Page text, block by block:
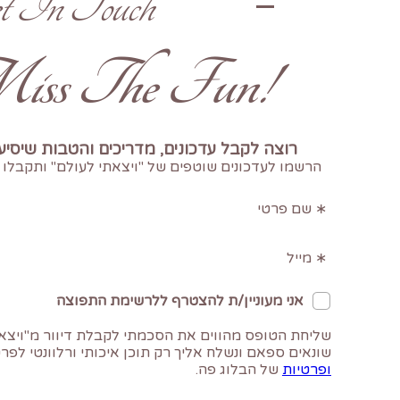
!Don't Miss The Fun